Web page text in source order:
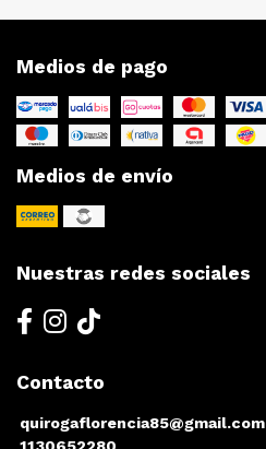
Medios de pago
Medios de envío
Nuestras redes sociales
Contacto
quirogaflorencia85@gmail.com